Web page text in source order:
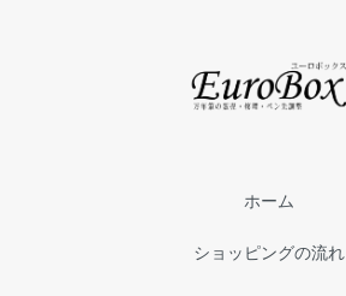
ホーム
ショッピングの流れ